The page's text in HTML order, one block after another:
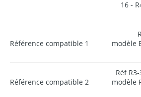
16 -
Référence compatible 1
modèle
Référence compatible 2
Réf
modèle